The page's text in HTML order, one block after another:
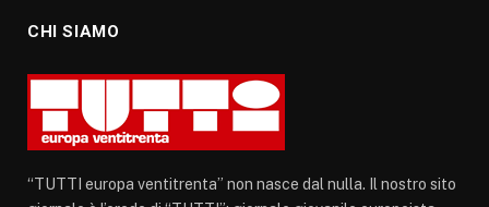
CHI SIAMO
“TUTTI europa ventitrenta” non nasce dal nulla. Il nostro sito